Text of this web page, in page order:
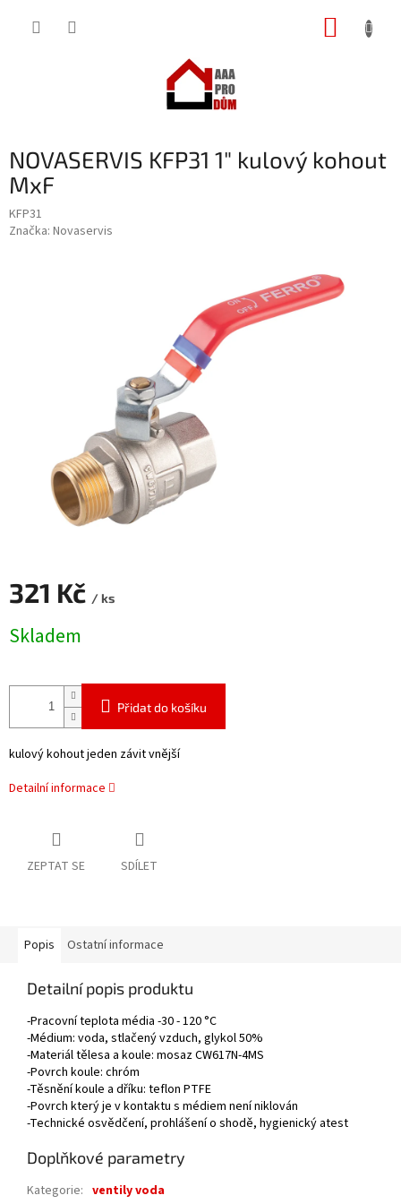
NOVASERVIS KFP31 1" kulový kohout
MxF
KFP31
Značka: Novaservis
321 Kč / ks
cena:
Skladem
Přidat do košíku
kulový kohout jeden závit vnější
Detailní informace
ZEPTAT SE SDÍLET
Popis Ostatní informace
Detailní popis produktu
-Pracovní teplota média -30 - 120 °C
-Médium: voda, stlačený vzduch, glykol 50%
-Materiál tělesa a koule: mosaz CW617N-4MS
-Povrch koule: chróm
-Těsnění koule a dříku: teflon PTFE
-Povrch který je v kontaktu s médiem není niklován
-Technické osvědčení, prohlášení o shodě, hygienický atest
Doplňkové parametry
Kategorie: ventily voda